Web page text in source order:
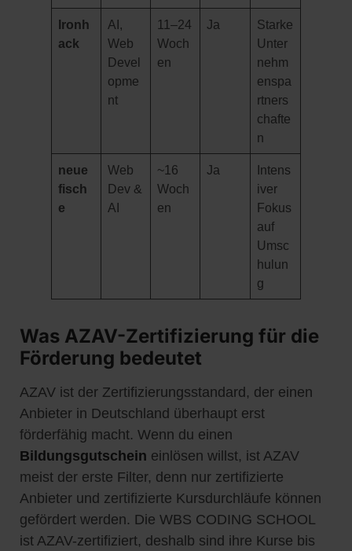
Ironh
ack
AI,
Web
Devel
opme
nt
11–24
Woch
en
Ja
Starke
Unter
nehm
enspa
rtners
chafte
n
neue
fisch
e
Web
Dev &
AI
~16
Woch
en
Ja
Intens
iver
Fokus
auf
Umsc
hulun
g
Was AZAV-Zertifizierung für die
Förderung bedeutet
AZAV ist der Zertifizierungsstandard, der einen
Anbieter in Deutschland überhaupt erst
förderfähig macht. Wenn du einen
Bildungsgutschein einlösen willst, ist AZAV
meist der erste Filter, denn nur zertifizierte
Anbieter und zertifizierte Kursdurchläufe können
gefördert werden. Die WBS CODING SCHOOL
ist AZAV-zertifiziert, deshalb sind ihre Kurse bis